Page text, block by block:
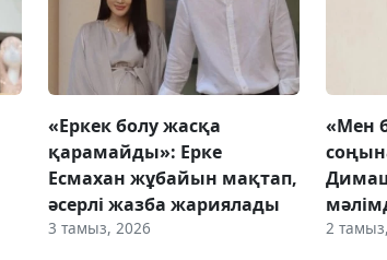
«Еркек болу жасқа
қарамайды»: Ерке
Есмахан жұбайын мақтап,
әсерлі жазба жариялады
3 тамыз, 2026
«Мен
2